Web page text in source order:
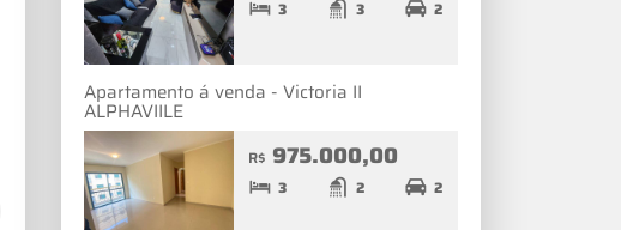
3 3 2
Apartamento á venda - Victoria II
ALPHAVIILE
R$ 975.000,00
3 2 2